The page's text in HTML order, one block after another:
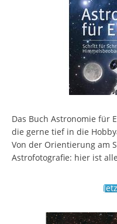
Das Buch Astronomie für
die gerne tief in die
Von der Orientierung am
Astrofotografie: hier ist